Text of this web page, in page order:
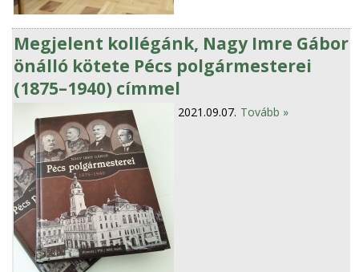
Megjelent kollégánk, Nagy Imre Gábor
önálló kötete Pécs polgármesterei
(1875–1940) címmel
2021.09.07. Tovább »